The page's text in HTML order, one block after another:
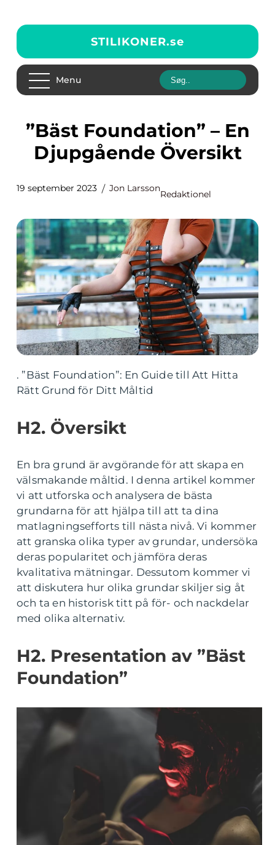
STILIKONER.se
Menu
”Bäst Foundation” – En
Djupgående Översikt
19 september 2023 Jon Larsson
Redaktionel
. ”Bäst Foundation”: En Guide till Att Hitta
Rätt Grund för Ditt Måltid
H2. Översikt
En bra grund är avgörande för att skapa en
välsmakande måltid. I denna artikel kommer
vi att utforska och analysera de bästa
grundarna för att hjälpa till att ta dina
matlagningsefforts till nästa nivå. Vi kommer
att granska olika typer av grundar, undersöka
deras popularitet och jämföra deras
kvalitativa mätningar. Dessutom kommer vi
att diskutera hur olika grundar skiljer sig åt
och ta en historisk titt på för- och nackdelar
med olika alternativ.
H2. Presentation av ”Bäst
Foundation”